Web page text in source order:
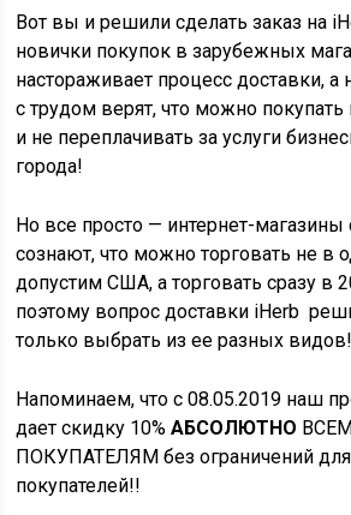
Вот вы и решили сделать заказ на
новички покупок в зарубежных
настораживает процесс доставки, а
с трудом верят, что можно
и не переплачивать за услуги
города!
Но все просто — интернет-магазины
сознают, что можно торговать не в
допустим США, а торговать сразу в
поэтому вопрос доставки iHerb
только выбрать из ее разных
Напоминаем, что с 08.05.2019 наш
дает скидку 10%АБСОЛЮТНО
ПОКУПАТЕЛЯМ без ограничений
покупателей!!